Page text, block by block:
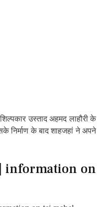
उस्ताद अहमद लाहौरी के
निर्माण के बाद शाहजहां ने अपने
| information on